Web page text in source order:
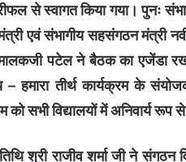
से स्वागत किया गया। पुनः
एवं संभागीय सहसंगठन मंत्री
पटेल ने बैठक का एजेंडा
– हमारा तीर्थ कार्यक्रम के
को सभी विद्यालयों में अनिवार्य रूप
श्री राजीव शर्मा जी ने